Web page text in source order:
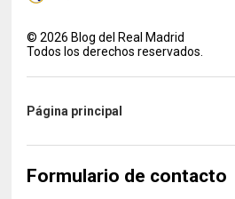
©2026 Blog del Real Madrid
Todos los derechos reservados.
Página principal
Formulario de contacto